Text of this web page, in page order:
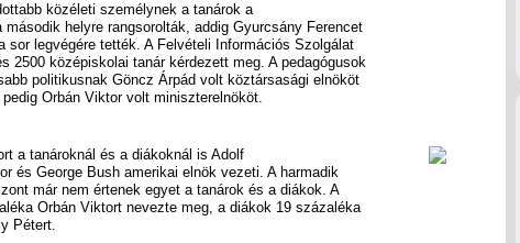
közéleti személynek a tanárok a
második helyre rangsorolták, addig Gyurcsány Ferencet
sor legvégére tették. A Felvételi Információs Szolgálat
2500 középiskolai tanár kérdezett meg. A pedagógusok
politikusnak Göncz Árpád volt köztársasági elnököt
Orbán Viktor volt miniszterelnököt.
a tanároknál és a diákoknál is Adolf
és George Bush amerikai elnök vezeti. A harmadik
már nem értenek egyet a tanárok és a diákok. A
Orbán Viktort nevezte meg, a diákok 19 százaléka
Pétert.